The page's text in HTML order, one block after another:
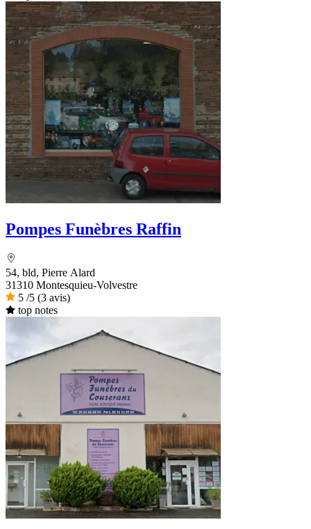
Pompes Funèbres Raffin
54, bld, Pierre Alard
31310 Montesquieu-Volvestre
5 /5 (3 avis)
top notes